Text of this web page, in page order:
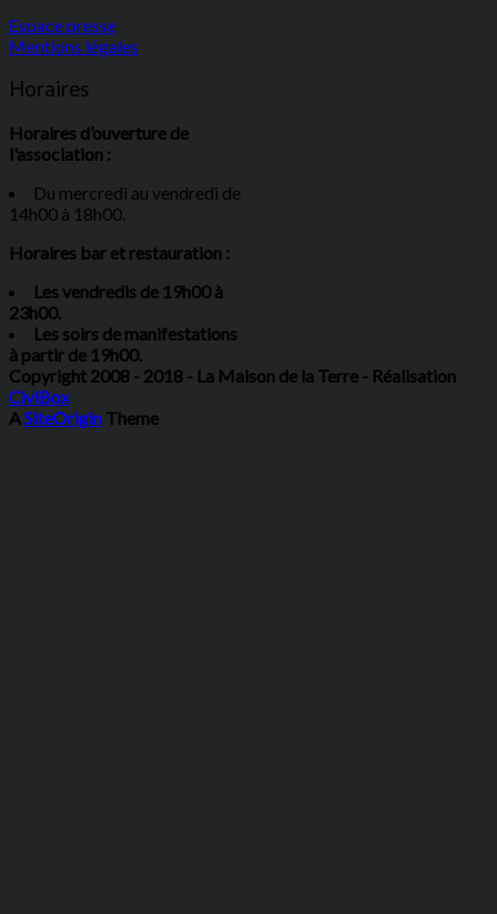
Espace presse
Mentions légales
Horaires
Horaires d’ouverture de
l'association :
Du mercredi au vendredi de
14h00 à 18h00.
Horaires bar et restauration :
Les vendredis de 19h00 à
23h00.
Les soirs de manifestations
à partir de 19h00.
Copyright 2008 - 2018 - La Maison de la Terre - Réalisation
CiviBox
ASiteOrigin Theme